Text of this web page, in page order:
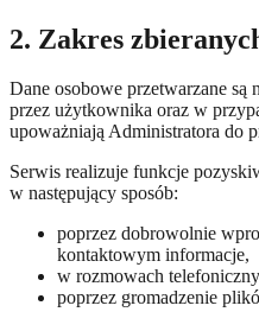
2. Zakres
Dane osobowe przetwarzane są
przez użytkownika oraz w
upoważniają Administratora do
Serwis realizuje funkcje
w następujący sposób:
poprzez dobrowolnie
kontaktowym informacje,
w rozmowach
poprzez gromadzenie